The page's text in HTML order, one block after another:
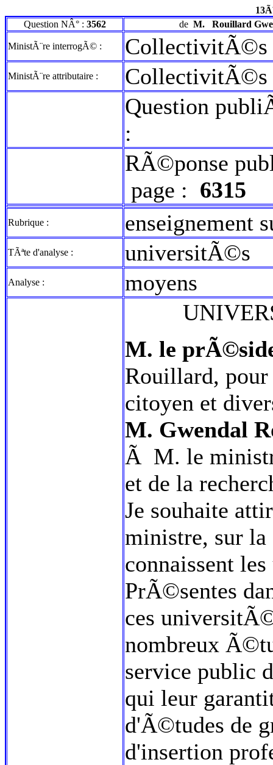
Question NÂ° : 3562 de M. Rouillard
MinistÃ¨re interrogÃ© : CollectivitÃ©s
MinistÃ¨re attributaire :
CollectivitÃ©s
Question
:
RÃ©ponse
page : 6315
Rubrique : enseignement
TÃªte d'analyse : universitÃ©s
Analyse :
moyens
M. le
Rouillard,
citoyen et
M. Gwendal
Ã M. le
et de la
Je souhaite
ministre, sur
connaissent
PrÃ©sentes
ces
nombreux
service public
qui leur
d'Ã©tudes de
d'insertion